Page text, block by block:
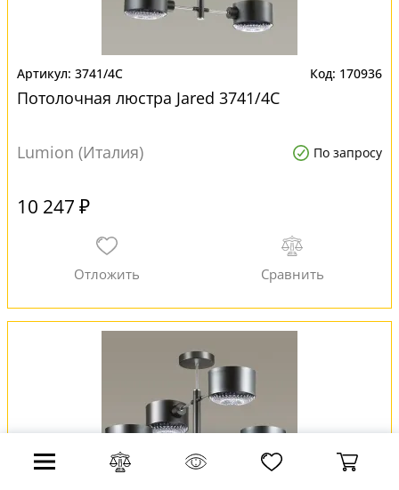
3741/4C 170936
Потолочная люстра Jared 3741/4C
Lumion (Италия) По запросу
10 247 ₽